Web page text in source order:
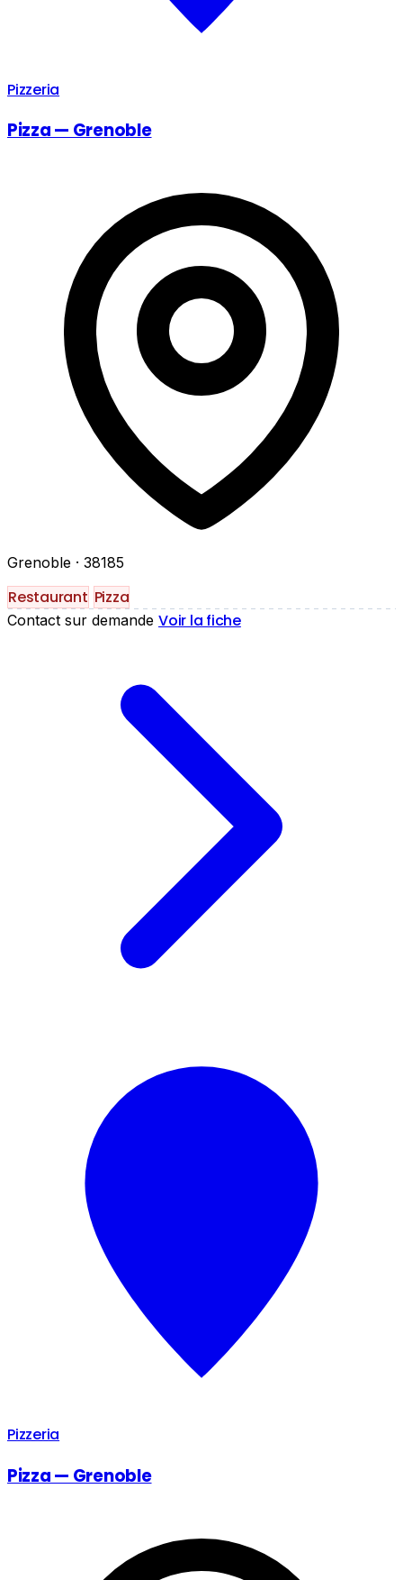
Pizzeria
Pizza — Grenoble
Grenoble · 38185
Restaurant Pizza
Contact sur demande Voir la fiche
Pizzeria
Pizza — Grenoble